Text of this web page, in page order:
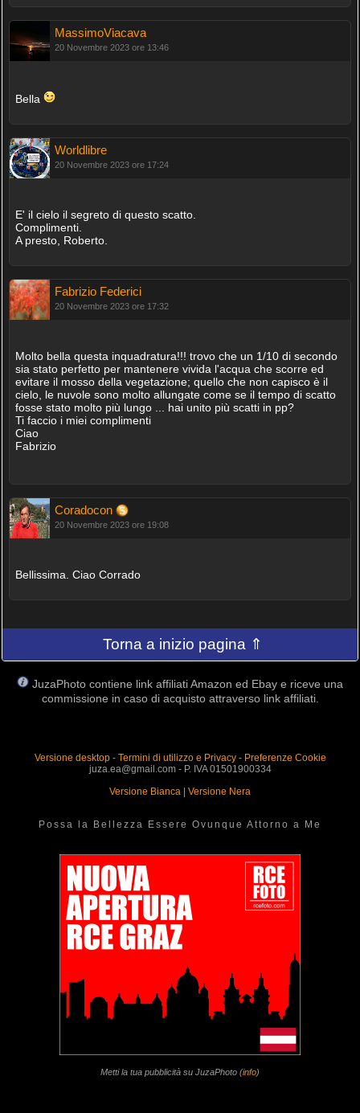
MassimoViacava
20 Novembre 2023 ore 13:46
Bella
Worldlibre
20 Novembre 2023 ore 17:24
E' il cielo il segreto di questo scatto.
Complimenti.
A presto, Roberto.
Fabrizio Federici
20 Novembre 2023 ore 17:32
Molto bella questa inquadratura!!! trovo che un 1/10 di secondo
sia stato perfetto per mantenere vivida l'acqua che scorre ed
evitare il mosso della vegetazione; quello che non capisco è il
cielo, le nuvole sono molto allungate come se il tempo di scatto
fosse stato molto più lungo ... hai unito più scatti in pp?
Ti faccio i miei complimenti
Ciao
Fabrizio
Coradocon
20 Novembre 2023 ore 19:08
Bellissima. Ciao Corrado
Torna a inizio pagina ⇑
JuzaPhoto contiene link affiliati Amazon ed Ebay e riceve una
commissione in caso di acquisto attraverso link affiliati.
Versione desktop- Termini di utilizzo e Privacy- Preferenze Cookie
juza.ea@gmail.com - P. IVA 01501900334
Versione Bianca
Versione Nera
Possa la Bellezza Essere Ovunque Attorno a Me
Metti la tua pubblicità su JuzaPhoto (info)